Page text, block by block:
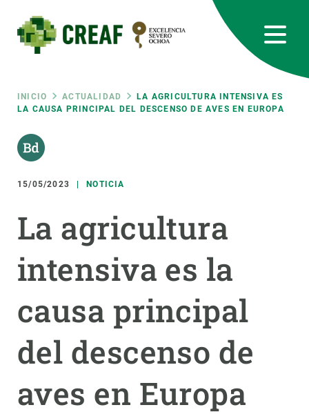
contenido
principal
Ruta
de
navegación
INICIO ACTUALIDAD
LA AGRICULTURA INTENSIVA ES
LA CAUSA PRINCIPAL DEL DESCENSO DE AVES EN EUROPA
15/05/2023 NOTICIA
La agricultura
intensiva es la
causa principal
del descenso de
aves en Europa
RRSS
Featured
responsive
INTRANET
Responsive
menu
INVESTIGACIÓN
CIENCIA EN ACCIÓN
ÚNETE A NOSOTROS
PARTICIPA